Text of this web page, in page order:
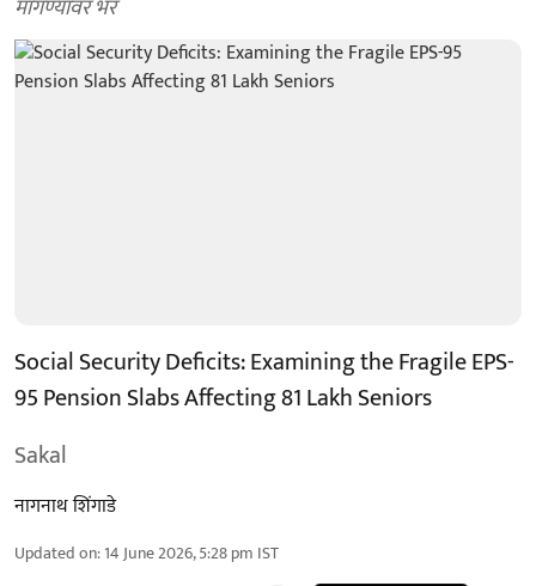
मागण्यांवर भर
Social Security Deficits: Examining the Fragile EPS-
95 Pension Slabs Affecting 81 Lakh Seniors
Sakal
नागनाथ शिंगाडे
Updated on:14 June 2026, 5:28 pm IST